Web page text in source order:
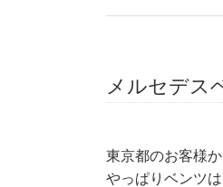
メルセデ
東京都のお客様
やっぱりベンツ